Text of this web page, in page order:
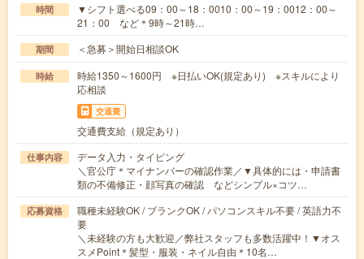
時間
▼シフト選べる09：00～18：0010：00～19：0012：00～
21：00 など＊9時～21時…
期間 ＜急募＞開始日相談OK
時給
時給1350～1600円 ※日払いOK(規定あり) ※スキルにより
応相談
交通費
交通費支給（規定あり）
仕事内容
データ入力・タイピング
＼官公庁＊マイナンバーの確認作業／▼具体的には・申請書
類の不備修正・顔写真の確認 などシンプル×コツ…
応募資格
職種未経験OK / ブランクOK / パソコンスキル不要 / 英語力不
要
＼未経験の方も大歓迎／弊社スタッフも多数活躍中！▼オス
スメPoint＊髪型・服装・ネイル自由＊10名…